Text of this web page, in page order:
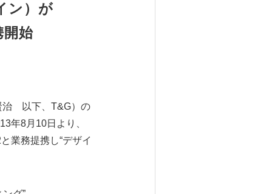
ン）が
開始
治 以下、T&G）の
年8月10日より、
業務提携し“デザイ